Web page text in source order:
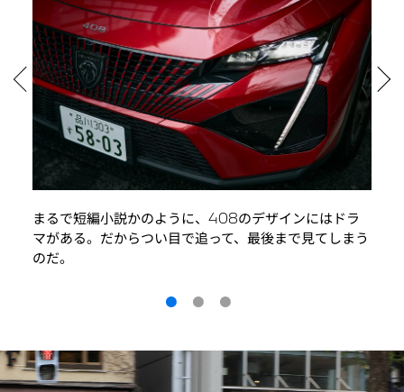
まるで短編小説かのように、408のデザインにはドラ
マがある。だからつい目で追って、最後まで見てしまう
のだ。